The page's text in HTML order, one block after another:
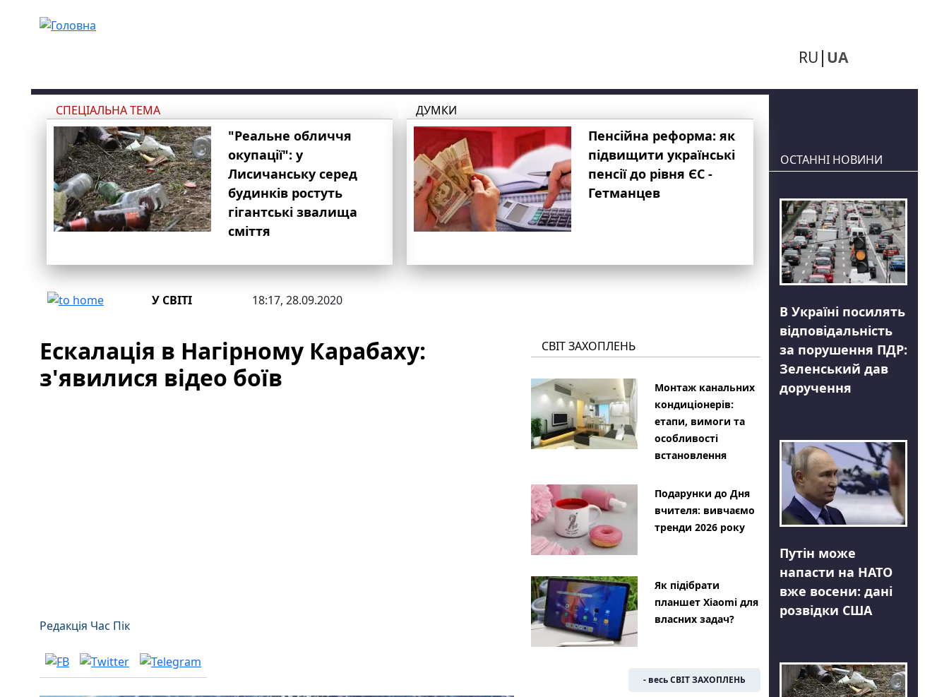
RU UA
СПЕЦІАЛЬНА ТЕМА
"Реальне обличчя
окупації": у
Лисичанську серед
будинків ростуть
гігантські звалища
сміття
ДУМКИ
Пенсійна реформа: як
підвищити українські
пенсії до рівня ЄС -
Гетманцев
У СВІТІ 18:17, 28.09.2020
Ескалація в Нагірному Карабаху:
з'явилися відео боїв
Редакція Час Пік
СВІТ ЗАХОПЛЕНЬ
Монтаж канальних
кондиціонерів:
етапи, вимоги та
особливості
встановлення
Подарунки до Дня
вчителя: вивчаємо
тренди 2026 року
Як підібрати
планшет Xiaomi для
власних задач?
- весь СВІТ ЗАХОПЛЕНЬ
ОСТАННІ НОВИНИ
В Україні посилять
відповідальність
за порушення ПДР:
Зеленський дав
доручення
Путін може
напасти на НАТО
вже восени: дані
розвідки США